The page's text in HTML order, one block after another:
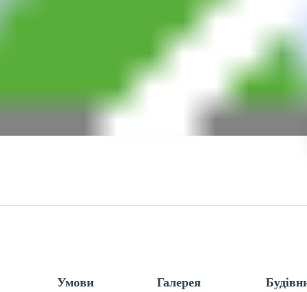
Умови Галерея